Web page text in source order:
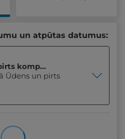
un atpūtas datumus:
Atpūta Ūdens un pirts kompleksā
Ūdens un pirts kompleksa un